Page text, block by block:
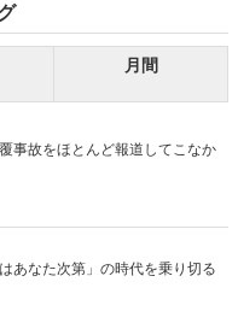
月間
事故をほとんど報道してこなか
あなた次第」の時代を乗り切る